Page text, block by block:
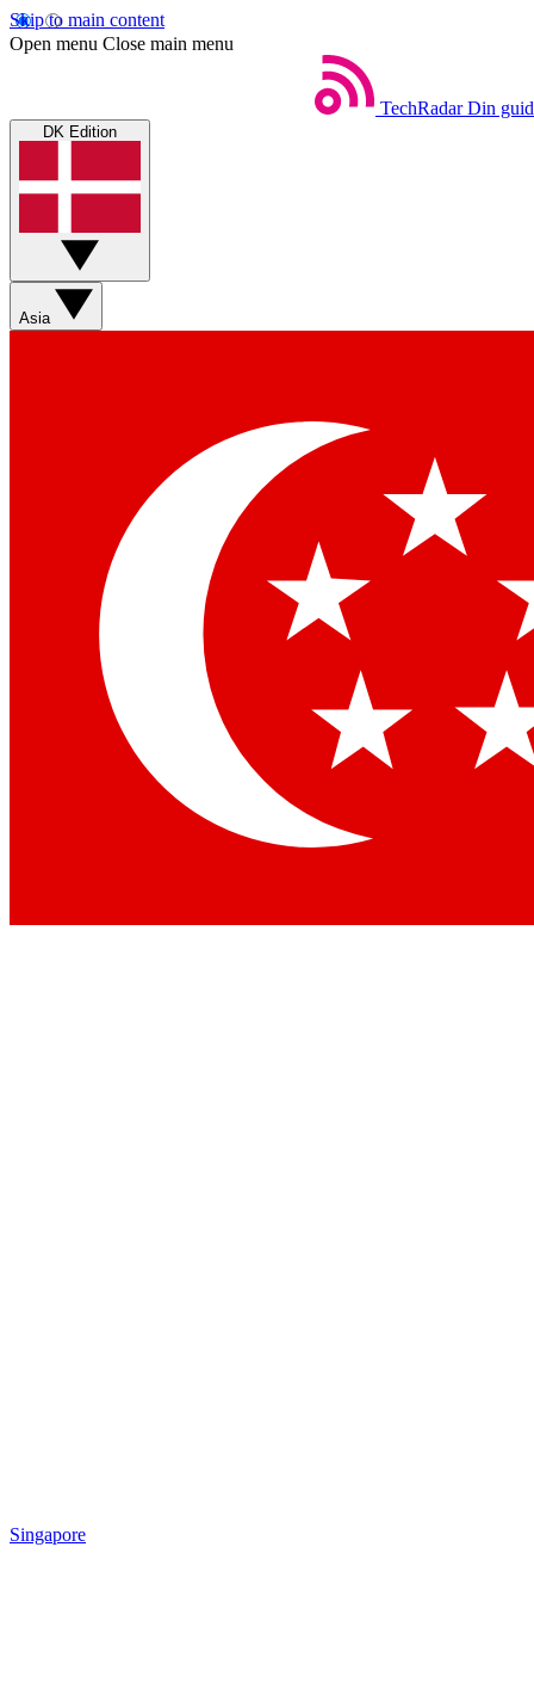
Skip to main content
Open menu Close main menu
TechRadar Din
DK Edition
Asia
Singapore